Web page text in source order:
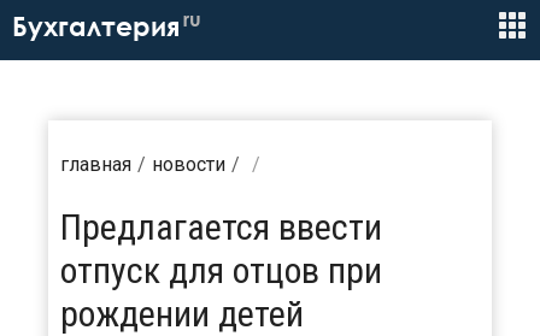
Бухгалтерия ru
главная новости
Предлагается ввести
отпуск для отцов при
рождении детей